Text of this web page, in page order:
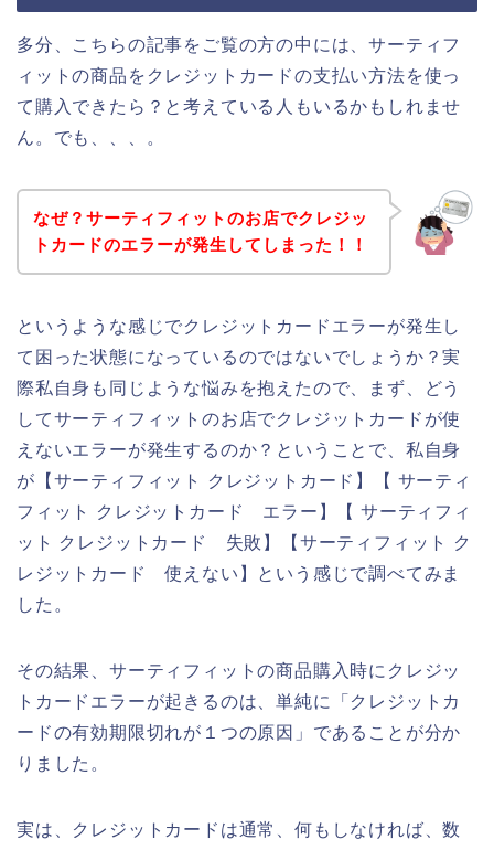
多分、こちらの記事をご覧の方の中には、サーティフ
ィットの商品をクレジットカードの支払い方法を使っ
て購入できたら？と考えている人もいるかもしれませ
ん。でも、、、。
なぜ？サーティフィットのお店でクレジッ
トカードのエラーが発生してしまった！！
というような感じでクレジットカードエラーが発生し
て困った状態になっているのではないでしょうか？実
際私自身も同じような悩みを抱えたので、まず、どう
してサーティフィットのお店でクレジットカードが使
えないエラーが発生するのか？ということで、私自身
が【サーティフィット クレジットカード】【 サーティ
フィット クレジットカード エラー】【 サーティフィ
ット クレジットカード 失敗】【サーティフィット ク
レジットカード 使えない】という感じで調べてみま
した。
その結果、サーティフィットの商品購入時にクレジッ
トカードエラーが起きるのは、単純に「クレジットカ
ードの有効期限切れが１つの原因」であることが分か
りました。
実は、クレジットカードは通常、何もしなければ、数